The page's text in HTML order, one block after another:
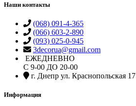
Наши контакты
(068) 091-4-365
(066) 603-2-890
(093) 025-0-945
3decorua@gmail.com
ЕЖЕДНЕВНО
С 9-00 ДО 20-00
г. Днепр ул. Краснопольская 17
Информация